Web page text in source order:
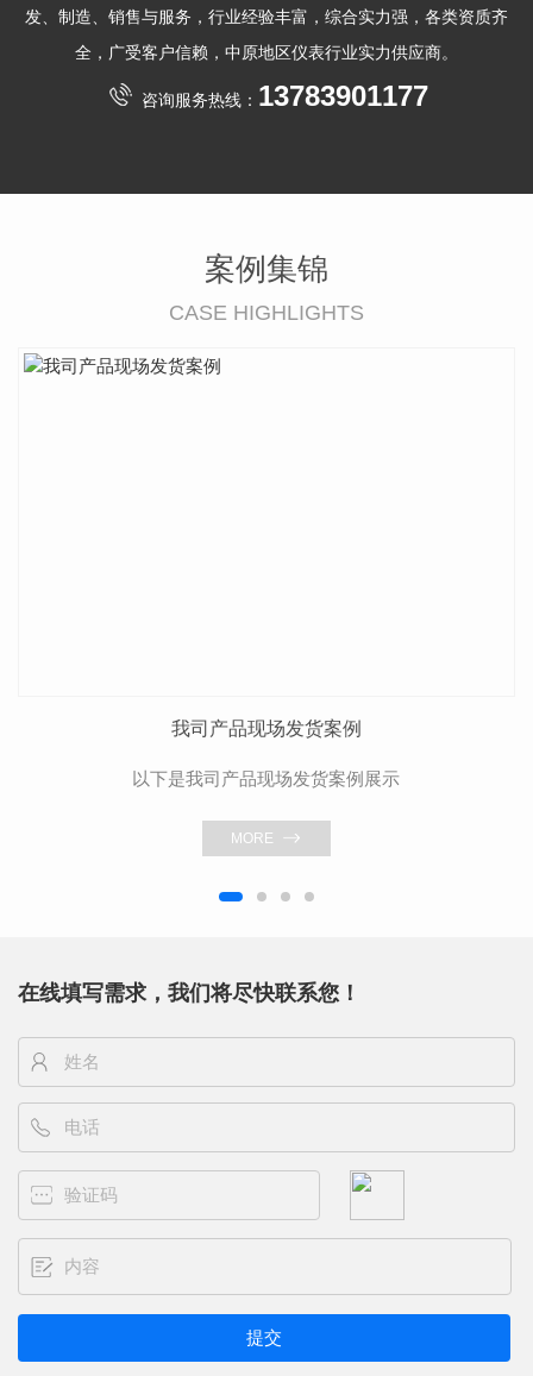
发、制造、销售与服务，行业经验丰富，综合实力强，各类资质齐
全，广受客户信赖，中原地区仪表行业实力供应商。
咨询服务热线： 13783901177
案例集锦
CASE HIGHLIGHTS
我司产品现场发货案例
以下是我司产品现场发货案例展示
MORE
在线填写需求，我们将尽快联系您！